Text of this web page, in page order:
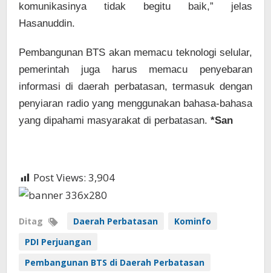
komunikasinya tidak begitu baik,” jelas
Hasanuddin.
Pembangunan BTS akan memacu teknologi selular,
pemerintah juga harus memacu penyebaran
informasi di daerah perbatasan, termasuk dengan
penyiaran radio yang menggunakan bahasa-bahasa
yang dipahami masyarakat di perbatasan. *San
Post Views: 3,904
Ditag Daerah Perbatasan
Kominfo
PDI Perjuangan
Pembangunan BTS di Daerah Perbatasan